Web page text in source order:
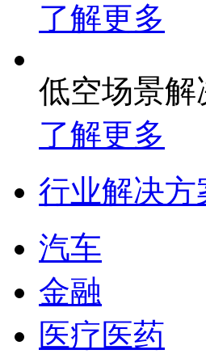
了解更多
低空场景解
了解更多
行业解决方
汽车
金融
医疗医药